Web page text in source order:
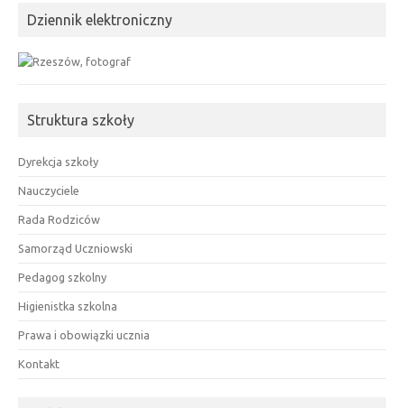
Dziennik elektroniczny
Struktura szkoły
Dyrekcja szkoły
Nauczyciele
Rada Rodziców
Samorząd Uczniowski
Pedagog szkolny
Higienistka szkolna
Prawa i obowiązki ucznia
Kontakt